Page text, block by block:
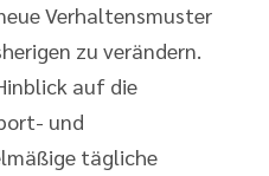
Verhaltensmuster
zu verändern.
auf die
und
tägliche